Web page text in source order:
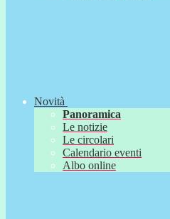
Novità
Panoramica
Le notizie
Le circolari
Calendario eventi
Albo online